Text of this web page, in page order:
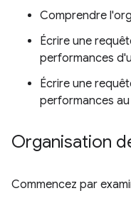
Comprendre
Écrire une
performances
Écrire une
performances
Organisation
Commencez par